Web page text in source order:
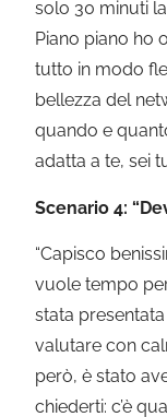
solo 30 minuti
Piano piano ho
tutto in modo
bellezza del
quando e
adatta a te, sei
Scenario 4:
“Capisco
vuole tempo
stata
valutare con
però, è stato
chiederti: c’è